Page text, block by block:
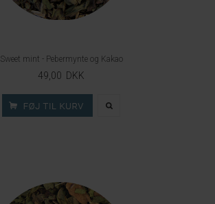
Sweet mint - Pebermynte og Kakao
49,00 DKK